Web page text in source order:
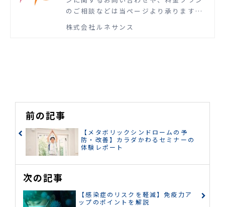
のご相談などは当ページより承ります。
スポーツ事業に長年従事して培ったノウ
ハウとスキルを活かし、企業の健康経営
株式会社ルネサンス
前の記事
【メタボリックシンドロームの予
防・改善】カラダかわるセミナーの
体験レポート
次の記事
【感染症のリスクを軽減】免疫力ア
ップのポイントを解説